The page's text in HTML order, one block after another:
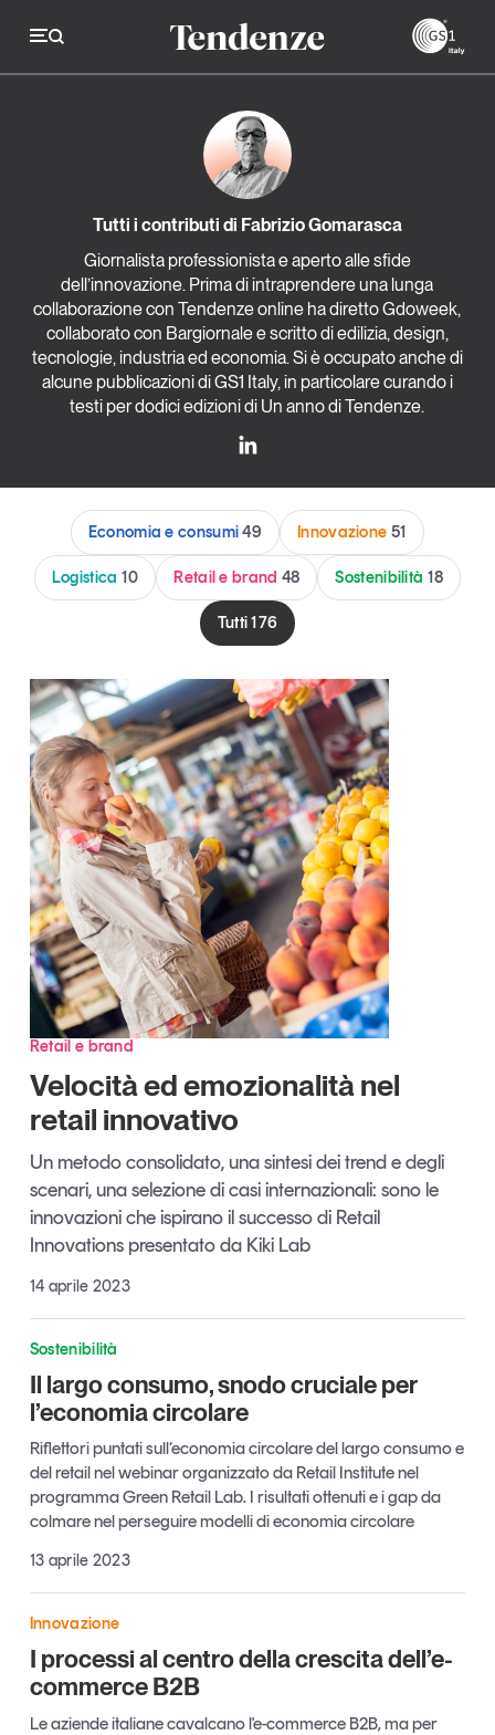
Tendenze
Economia e consumi
Innovazione
Logistica
Retail e brand
Sostenibilità
Grandi temi
Magazine
Articoli
Opinioni
Dossier
Comunicati stampa
Video
Podcast
Studi e ricerche
Tutti gli studi e le ricerche
Eventi e formazione
Tutti gli appuntamenti
Chi siamo
Newsletter
Contatti
Tendenze Journal
La nostra newsletter nella tua email
Iscriviti
Tendenze2026
Leggi il magazine
Tendenze è il magazine di GS1 Italy che racconta in
modo indipendente il cambiamento e le sfide del largo
consumo e dell’economia a professionisti e
consumatori
Tutti i contributi di Fabrizio Gomarasca
Giornalista professionista e aperto alle sfide
dell’innovazione. Prima di intraprendere una lunga
collaborazione con Tendenze online ha diretto Gdoweek,
collaborato con Bargiornale e scritto di edilizia, design,
tecnologie, industria ed economia. Si è occupato anche di
alcune pubblicazioni di GS1 Italy, in particolare curando i
testi per dodici edizioni di Un anno di Tendenze.
Economia e consumi49 Innovazione 51
Logistica 10 Retail e brand 48 Sostenibilità 18
Tutti176
Retail e brand
Velocità ed emozionalità nel
retail innovativo
Un metodo consolidato, una sintesi dei trend e degli
scenari, una selezione di casi internazionali: sono le
innovazioni che ispirano il successo di Retail
Innovations presentato da Kiki Lab
14 aprile 2023
Sostenibilità
Il largo consumo, snodo cruciale per
l’economia circolare
Riflettori puntati sull’economia circolare del largo consumo e
del retail nel webinar organizzato da Retail Institute nel
programma Green Retail Lab. I risultati ottenuti e i gap da
colmare nel perseguire modelli di economia circolare
13 aprile 2023
Innovazione
I processi al centro della crescita dell’e-
commerce B2B
Le aziende italiane cavalcano l'e-commerce B2B, ma per